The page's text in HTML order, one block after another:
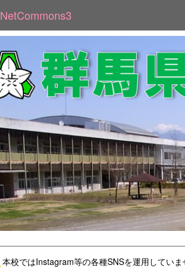
NetCommons3
本校ではInstagram等の各種SNSを運用してい